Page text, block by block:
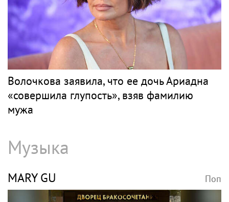
Волочкова заявила, что ее дочь Ариадна
«совершила глупость», взяв фамилию
мужа
Музыка
MARY GU Поп